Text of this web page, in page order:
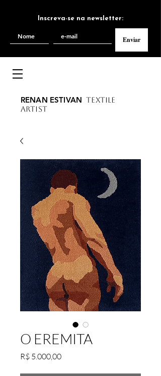
Inscreva-se na newsletter:
Enviar
RENAN ESTIVAN TEXTILE
ARTIST
O EREMITA
R$ 5.000,00Preço